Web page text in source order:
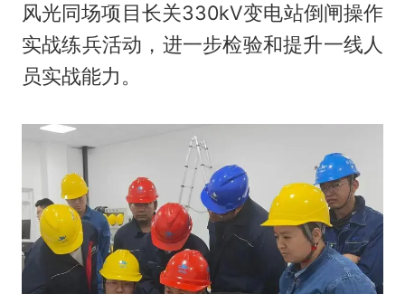
风光同场项目长关330kV变电站倒闸操作
实战练兵活动，进一步检验和提升一线人
员实战能力。